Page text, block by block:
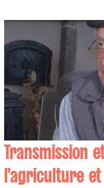
Transmission
l'agriculture